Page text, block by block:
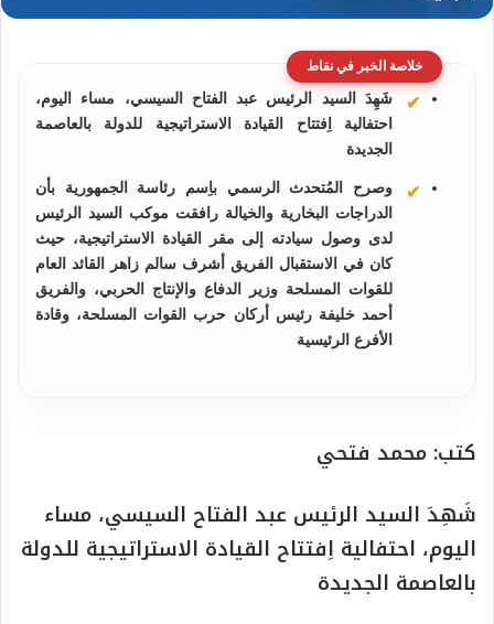
خلاصة الخبر في نقاط
شَهِدَ السيد الرئيس عبد الفتاح السيسي، مساء اليوم،
احتفالية اِفتتاح القيادة الاستراتيجية للدولة بالعاصمة
الجديدة
وصرح المُتحدث الرسمي باِسم رئاسة الجمهورية بأن
الدراجات البخارية والخيالة رافقت موكب السيد الرئيس
لدى وصول سيادته إلى مقر القيادة الاستراتيجية، حيث
كان في الاستقبال الفريق أشرف سالم زاهر القائد العام
للقوات المسلحة وزير الدفاع والإنتاج الحربي، والفريق
أحمد خليفة رئيس أركان حرب القوات المسلحة، وقادة
الأفرع الرئيسية
كتب: محمد فتحي
شَهِدَ السيد الرئيس عبد الفتاح السيسي، مساء
اليوم، احتفالية اِفتتاح القيادة الاستراتيجية للدولة
بالعاصمة الجديدة